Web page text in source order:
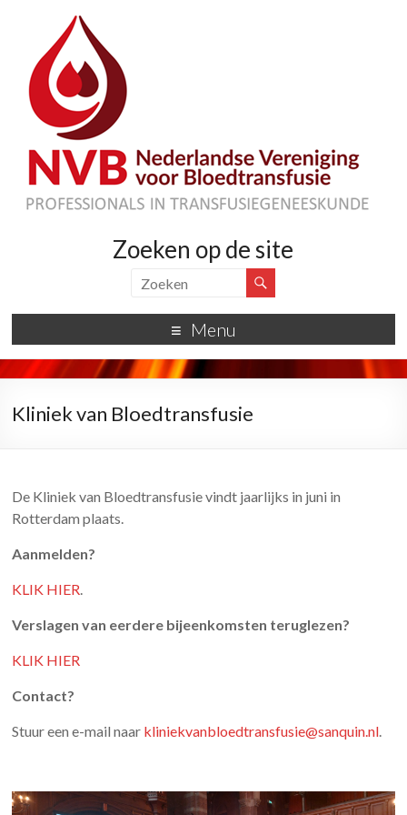
Zoeken op de site
Menu
Kliniek van Bloedtransfusie
De Kliniek van Bloedtransfusie vindt jaarlijks in juni in
Rotterdam plaats.
Aanmelden?
KLIK HIER.
Verslagen van eerdere bijeenkomsten teruglezen?
KLIK HIER
Contact?
Stuur een e-mail naar kliniekvanbloedtransfusie@sanquin.nl.